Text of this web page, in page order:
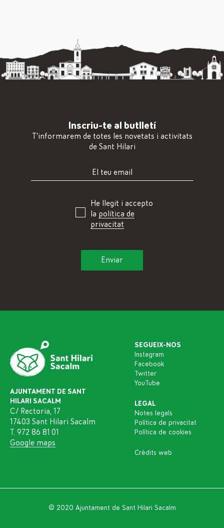
Inscriu-te al butlletí
T'informarem de totes les novetats i activitats
de Sant Hilari
He llegit i accepto
la política de
privacitat
AJUNTAMENT DE SANT
HILARI SACALM
C/ Rectoria, 17
17403 Sant Hilari Sacalm
T. 972 86 81 01
Google maps
SEGUEIX-NOS
Instagram
Facebook
Twitter
YouTube
LEGAL
Notes legals
Política de privacitat
Política de cookies
Crèdits web
© 2020 Ajuntament de Sant Hilari Sacalm